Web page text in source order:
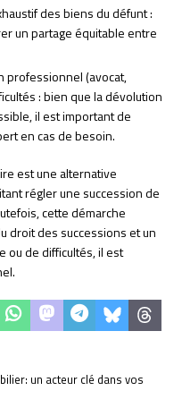
des biens du défunt :
un partage équitable entre
professionnel (avocat,
: bien que la dévolution
il est important de
en cas de besoin.
est une alternative
régler une succession de
cette démarche
droit des successions et un
ou de difficultés, il est
un acteur clé dans vos